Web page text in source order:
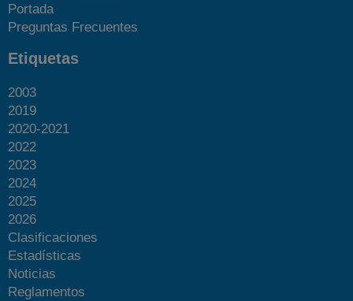
Portada
Preguntas Frecuentes
Etiquetas
2003
2019
2020-2021
2022
2023
2024
2025
2026
Clasificaciones
Estadísticas
Noticias
Reglamentos